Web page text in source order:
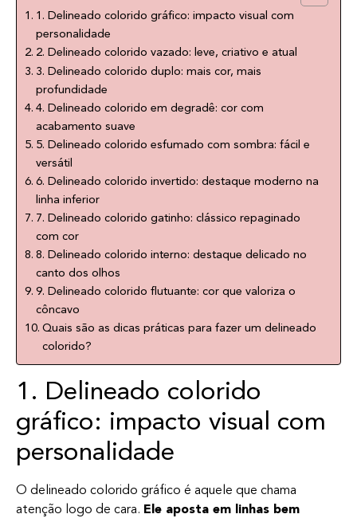
1. Delineado colorido gráfico: impacto visual com
personalidade
2. Delineado colorido vazado: leve, criativo e atual
3. Delineado colorido duplo: mais cor, mais
profundidade
4. Delineado colorido em degradê: cor com
acabamento suave
5. Delineado colorido esfumado com sombra: fácil e
versátil
6. Delineado colorido invertido: destaque moderno na
linha inferior
7. Delineado colorido gatinho: clássico repaginado
com cor
8. Delineado colorido interno: destaque delicado no
canto dos olhos
9. Delineado colorido flutuante: cor que valoriza o
côncavo
Quais são as dicas práticas para fazer um delineado
colorido?
1. Delineado colorido
gráfico: impacto visual com
personalidade
O delineado colorido gráfico é aquele que chama
atenção logo de cara. Ele aposta em linhas bem